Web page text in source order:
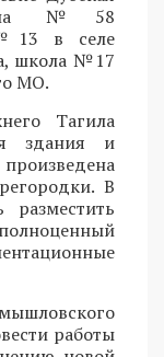
№58
в селе
школа №17
МО.
Тагила
здания и
В
разместить
работы